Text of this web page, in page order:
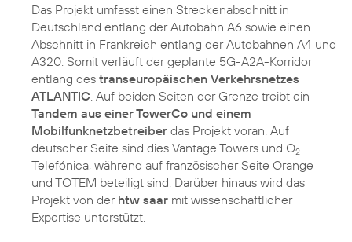
Das Projekt umfasst einen Streckenabschnitt in
Deutschland entlang der Autobahn A6 sowie einen
Abschnitt in Frankreich entlang der Autobahnen A4 und
A320. Somit verläuft der geplante 5G-A2A-Korridor
entlang des transeuropäischen Verkehrsnetzes
ATLANTIC . Auf beiden Seiten der Grenze treibt ein
Tandem aus einer TowerCo und einem
Mobilfunknetzbetreiber das Projekt voran. Auf
deutscher Seite sind dies Vantage Towers und O2
Telefónica, während auf französischer Seite Orange
und TOTEM beteiligt sind. Darüber hinaus wird das
Projekt von der htw saar mit wissenschaftlicher
Expertise unterstützt.